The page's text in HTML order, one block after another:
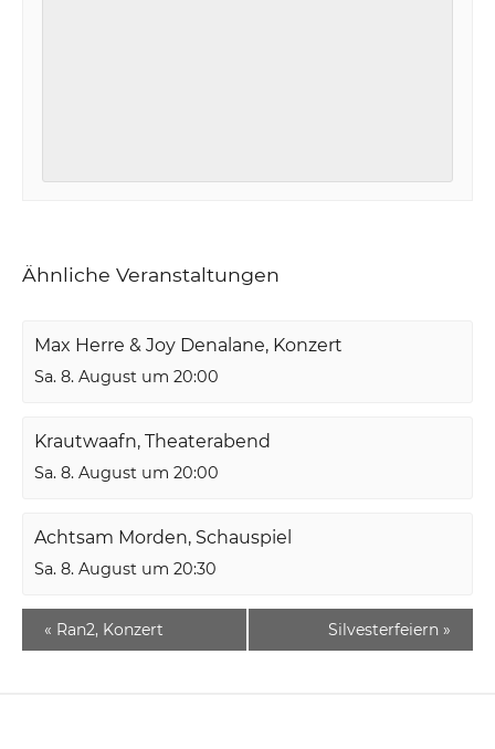
Ähnliche Veranstaltungen
Max Herre & Joy Denalane, Konzert
Sa. 8. August um 20:00
Krautwaafn, Theaterabend
Sa. 8. August um 20:00
Achtsam Morden, Schauspiel
Sa. 8. August um 20:30
« Ran2, Konzert Silvesterfeiern »